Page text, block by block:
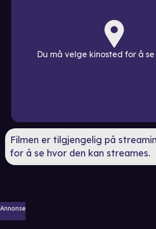
Du må velge kinosted for å se
Filmen er tilgjengelig på
for å se hvor den kan streames.
Annonse